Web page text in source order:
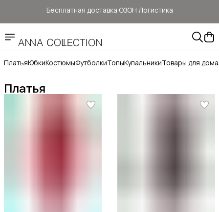
Здесь цены ниже, чем на: ОЗОН, ВБ, Яндекс маркет
Прямые продажи от ANNA COLLECTION
Бесплатная доставка ОЗОН Логистика
ПлатьяЮбкиКостюмыФутболкиТопыКупальникиТовары для дома
Платья